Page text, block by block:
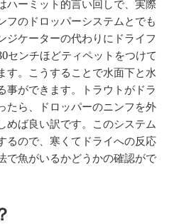
ハーミット的言い回しで、実際
フのドロッパーシステムとでも
ジケーターの代わりにドライフ
センチほどティペットをつけて
す。こうすることで水面下と水
事ができます。トラウトがドラ
たら、ドロッパーのニンフを外
めば良い訳です。このシステム
るので、寒くてドライへの反応
で魚がいるかどうかの確認がで